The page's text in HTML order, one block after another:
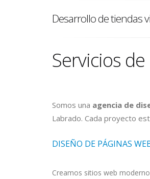
Desarrollo de tiendas
Servicios
Somos una agencia de
Labrado. Cada proyecto
DISEÑO DE PÁGINAS
Creamos sitios web